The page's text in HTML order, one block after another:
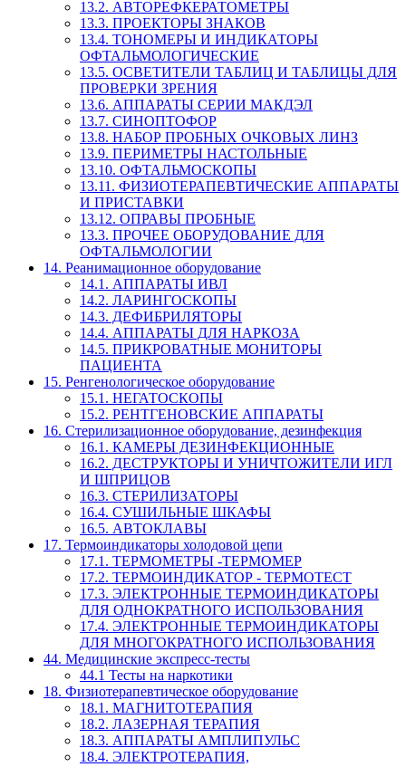
13.2. АВТОРЕФКЕРАТОМЕТРЫ
13.3. ПРОЕКТОРЫ ЗНАКОВ
13.4. ТОНОМЕРЫ И ИНДИКАТОРЫ
ОФТАЛЬМОЛОГИЧЕСКИЕ
13.5. ОСВЕТИТЕЛИ ТАБЛИЦ И ТАБЛИЦЫ ДЛЯ
ПРОВЕРКИ ЗРЕНИЯ
13.6. АППАРАТЫ СЕРИИ МАКДЭЛ
13.7. СИНОПТОФОР
13.8. НАБОР ПРОБНЫХ ОЧКОВЫХ ЛИНЗ
13.9. ПЕРИМЕТРЫ НАСТОЛЬНЫЕ
13.10. ОФТАЛЬМОСКОПЫ
13.11. ФИЗИОТЕРАПЕВТИЧЕСКИЕ АППАРАТЫ
И ПРИСТАВКИ
13.12. ОПРАВЫ ПРОБНЫЕ
13.3. ПРОЧЕЕ ОБОРУДОВАНИЕ ДЛЯ
ОФТАЛЬМОЛОГИИ
14. Реанимационное оборудование
14.1. АППАРАТЫ ИВЛ
14.2. ЛАРИНГОСКОПЫ
14.3. ДЕФИБРИЛЯТОРЫ
14.4. АППАРАТЫ ДЛЯ НАРКОЗА
14.5. ПРИКРОВАТНЫЕ МОНИТОРЫ
ПАЦИЕНТА
15. Ренгенологическое оборудование
15.1. НЕГАТОСКОПЫ
15.2. РЕНТГЕНОВСКИЕ АППАРАТЫ
16. Стерилизационное оборудование, дезинфекция
16.1. КАМЕРЫ ДЕЗИНФЕКЦИОННЫЕ
16.2. ДЕСТРУКТОРЫ И УНИЧТОЖИТЕЛИ ИГЛ
И ШПРИЦОВ
16.3. СТЕРИЛИЗАТОРЫ
16.4. СУШИЛЬНЫЕ ШКАФЫ
16.5. АВТОКЛАВЫ
17. Термоиндикаторы холодовой цепи
17.1. ТЕРМОМЕТРЫ -ТЕРМОМЕР
17.2. ТЕРМОИНДИКАТОР - ТЕРМОТЕСТ
17.3. ЭЛЕКТРОННЫЕ ТЕРМОИНДИКАТОРЫ
ДЛЯ ОДНОКРАТНОГО ИСПОЛЬЗОВАНИЯ
17.4. ЭЛЕКТРОННЫЕ ТЕРМОИНДИКАТОРЫ
ДЛЯ МНОГОКРАТНОГО ИСПОЛЬЗОВАНИЯ
44. Медицинские экспресс-тесты
44.1 Тесты на наркотики
18. Физиотерапевтическое оборудование
18.1. МАГНИТОТЕРАПИЯ
18.2. ЛАЗЕРНАЯ ТЕРАПИЯ
18.3. АППАРАТЫ АМПЛИПУЛЬС
18.4. ЭЛЕКТРОТЕРАПИЯ,